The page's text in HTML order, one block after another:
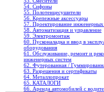
54. Сифоны
55. Полотенцесушители
56. Крепежные аксессуары
57. Проектирование инженерных
58. Автоматизация и управление
59. Электромонтаж
60. Пусконаладка и ввод в
оборудования
61. Обслуживание, ремонт и
инженерных систем
62. Футерованная /
63. Разрешения и сертификаты
64. Металлопрокат
65. КАТАЛОГИ
66. Аренда автомобилей с